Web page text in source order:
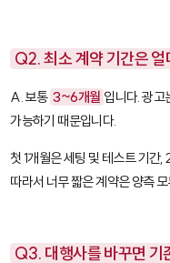
Q2. 최소 계약 기간은
A. 보통 3~6개월 입니다. 광
가능하기 때문입니다.
첫 1개월은 세팅 및 테스트 기
따라서 너무 짧은 계약은 양측
Q3. 대행사를 바꾸면 기